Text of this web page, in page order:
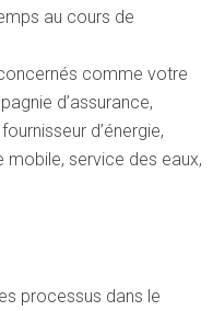
au cours de
comme votre
d’assurance,
d’énergie,
mobile, service des eaux,
processus dans le